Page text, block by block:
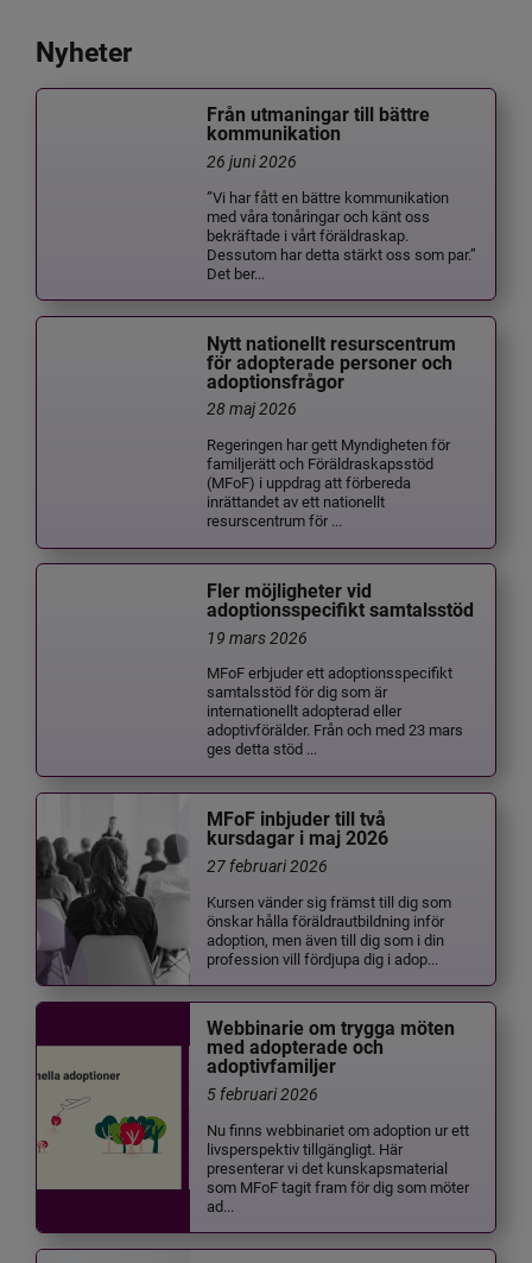
Nyheter
Från utmaningar till bättre
kommunikation
26 juni 2026
”Vi har fått en bättre kommunikation
med våra tonåringar och känt oss
bekräftade i vårt föräldraskap.
Dessutom har detta stärkt oss som par.”
Det ber...
Nytt nationellt resurscentrum
för adopterade personer och
adoptionsfrågor
28 maj 2026
Regeringen har gett Myndigheten för
familjerätt och Föräldraskapsstöd
(MFoF) i uppdrag att förbereda
inrättandet av ett nationellt
resurscentrum för ...
Fler möjligheter vid
adoptionsspecifikt samtalsstöd
19 mars 2026
MFoF erbjuder ett adoptionsspecifikt
samtalsstöd för dig som är
internationellt adopterad eller
adoptivförälder. Från och med 23 mars
ges detta stöd ...
MFoF inbjuder till två
kursdagar i maj 2026
27 februari 2026
Kursen vänder sig främst till dig som
önskar hålla föräldrautbildning inför
adoption, men även till dig som i din
profession vill fördjupa dig i adop...
Webbinarie om trygga möten
med adopterade och
adoptivfamiljer
5 februari 2026
Nu finns webbinariet om adoption ur ett
livsperspektiv tillgängligt. Här
presenterar vi det kunskapsmaterial
som MFoF tagit fram för dig som möter
ad...